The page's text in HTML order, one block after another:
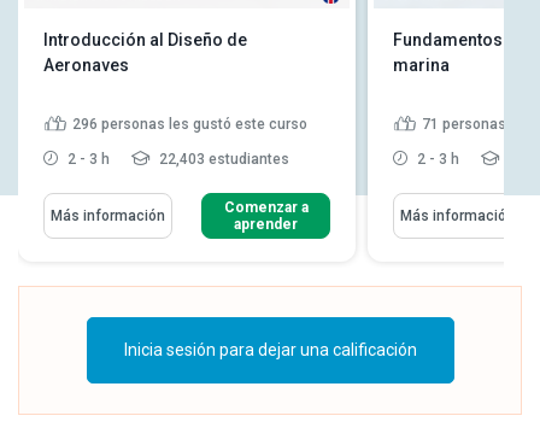
Introducción al Diseño de
Aeronaves
296 personas les gustó este curso
2 - 3 h 22,403 estudiantes
Más información
Comenzar a
aprender
Fundamentos de
marina
71 personas les
2 - 3 h
Más información
Inicia sesión para dejar una calificación